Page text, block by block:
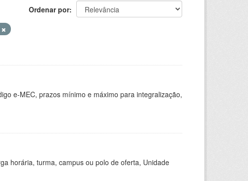
Ordenar por
e-MEC, prazos mínimo e máximo para integralização,
horária, turma, campus ou polo de oferta, Unidade